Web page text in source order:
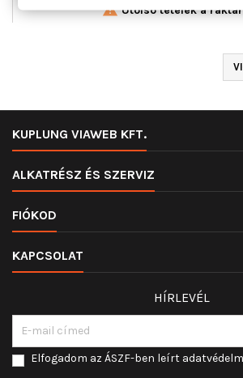
Utolsó tételek a
KUPLUNG VIAWEB KFT.
ALKATRÉSZ ÉS SZERVIZ
FIÓKOD
KAPCSOLAT
HÍRLEVÉL
Elfogadom az ÁSZF-ben leírt